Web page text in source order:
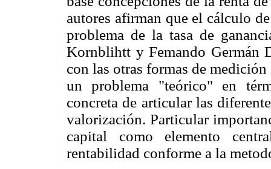
autores afirman que el cálculo
problema de la tasa de
Kornblihtt y Femando Germán
con las otras formas de
un problema "teórico" en
concreta de articular las
valorización. Particular
capital como elemento
rentabilidad conforme a la